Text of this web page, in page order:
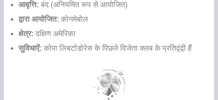
आवृत्ति: बंद (अनियमित रूप से आयोजित)
द्वारा आयोजित: कोनमेबोल
क्षेत्र: दक्षिण अमेरिका
सुविधाऐं: कोपा लिबर्टाडोरेस के पिछले विजेता क्लब के प्रतिद्वंद्वी हैं